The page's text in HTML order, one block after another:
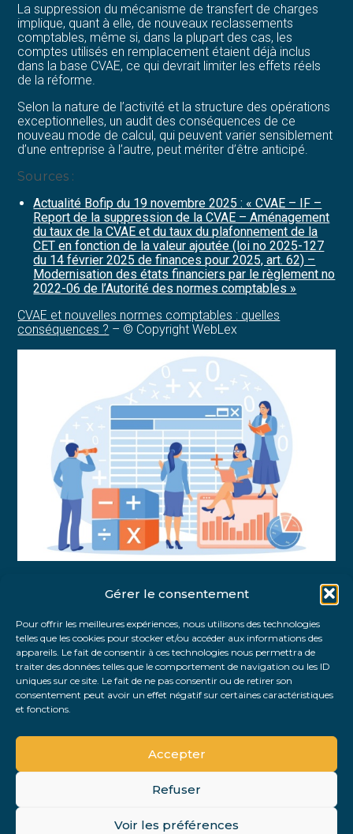
Gérer le consentement
Pour offrir les meilleures expériences, nous utilisons des technologies
telles que les cookies pour stocker et/ou accéder aux informations des
appareils. Le fait de consentir à ces technologies nous permettra de
traiter des données telles que le comportement de navigation ou les ID
uniques sur ce site. Le fait de ne pas consentir ou de retirer son
consentement peut avoir un effet négatif sur certaines caractéristiques
et fonctions.
Accepter
Refuser
Voir les préférences
La suppression du mécanisme de transfert de charges
implique, quant à elle, de nouveaux reclassements
comptables, même si, dans la plupart des cas, les
comptes utilisés en remplacement étaient déjà inclus
dans la base CVAE, ce qui devrait limiter les effets réels
de la réforme.
Selon la nature de l’activité et la structure des opérations
exceptionnelles, un audit des conséquences de ce
nouveau mode de calcul, qui peuvent varier sensiblement
d’une entreprise à l’autre, peut mériter d’être anticipé.
Sources :
Actualité Bofip du 19 novembre 2025 : « CVAE – IF –
Report de la suppression de la CVAE – Aménagement
du taux de la CVAE et du taux du plafonnement de la
CET en fonction de la valeur ajoutée (loi no 2025-127
du 14 février 2025 de finances pour 2025, art. 62) –
Modernisation des états financiers par le règlement no
2022-06 de l’Autorité des normes comptables »
CVAE et nouvelles normes comptables : quelles
conséquences ? – © Copyright WebLex
FaceBook
TwitterLinkedIn
PLAN DU SITE